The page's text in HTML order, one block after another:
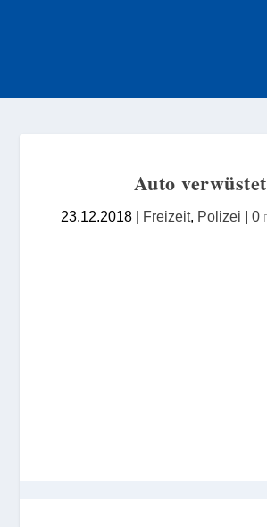
Auto verwüstet
23.12.2018 | Freizeit, Polizei | 0